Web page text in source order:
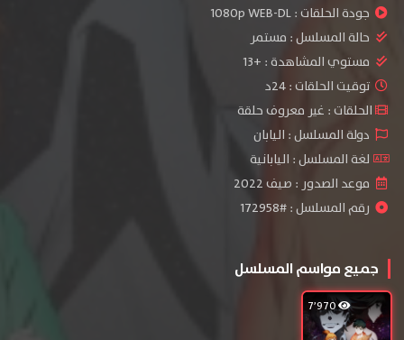
جودة الحلقات :1080p WEB-DL
حالة المسلسل : مستمر
مستوي المشاهدة : +13
توقيت الحلقات : 24د
الحلقات : غير معروف حلقة
دولة المسلسل : اليابان
لغة المسلسل : اليابانية
موعد الصدور : صيف 2022
رقم المسلسل : #172958
جميع مواسم المسلسل
7٬970